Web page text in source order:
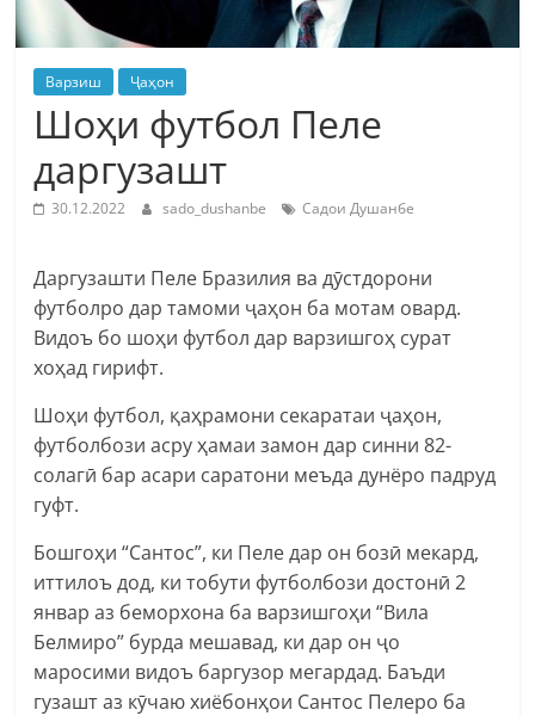
Варзиш Ҷаҳон
Шоҳи футбол Пеле
даргузашт
30.12.2022 sado_dushanbe Садои Душанбе
Даргузашти Пеле Бразилия ва дӯстдорони
футболро дар тамоми ҷаҳон ба мотам овард.
Видоъ бо шоҳи футбол дар варзишгоҳ сурат
хоҳад гирифт.
Шоҳи футбол, қаҳрамони секаратаи ҷаҳон,
футболбози асру ҳамаи замон дар синни 82-
солагӣ бар асари саратони меъда дунёро падруд
гуфт.
Бошгоҳи “Сантос”, ки Пеле дар он бозӣ мекард,
иттилоъ дод, ки тобути футболбози достонӣ 2
январ аз беморхона ба варзишгоҳи “Вила
Белмиро” бурда мешавад, ки дар он ҷо
маросими видоъ баргузор мегардад. Баъди
гузашт аз кӯчаю хиёбонҳои Сантос Пелеро ба